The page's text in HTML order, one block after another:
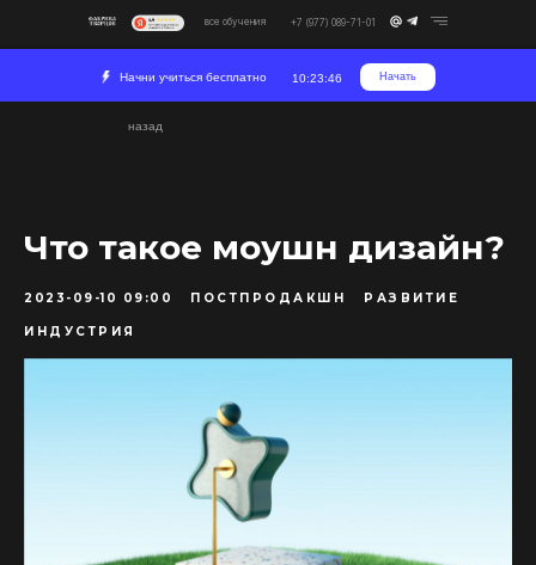
все обучения +7 (977) 089-71-01
10:23:46
Начни учиться бесплатно Начать
назад
Что такое моушн дизайн?
2023-09-10 09:00 ПОСТПРОДАКШН РАЗВИТИЕ
ИНДУСТРИЯ